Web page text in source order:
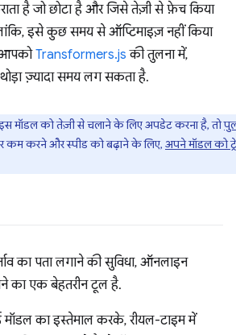
है जो छोटा है और जिसे तेज़ी से फ़ेच किया
इसे कुछ समय से ऑप्टिमाइज़ नहीं किया
आपकोTransformers.js की तुलना में,
ज़्यादा समय लग सकता है.
मॉडल को तेज़ी से चलाने के लिए अपडेट करना है, तो
करने और स्पीड को बढ़ाने के लिए, अपने मॉडल को
का पता लगाने की सुविधा, ऑनलाइन
का एक बेहतरीन टूल है.
का इस्तेमाल करके, रीयल-टाइम में